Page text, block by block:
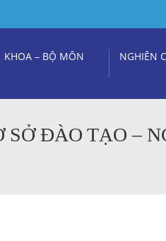
KHOA – BỘ MÔN NGHIÊN
ĐÀO TẠO –